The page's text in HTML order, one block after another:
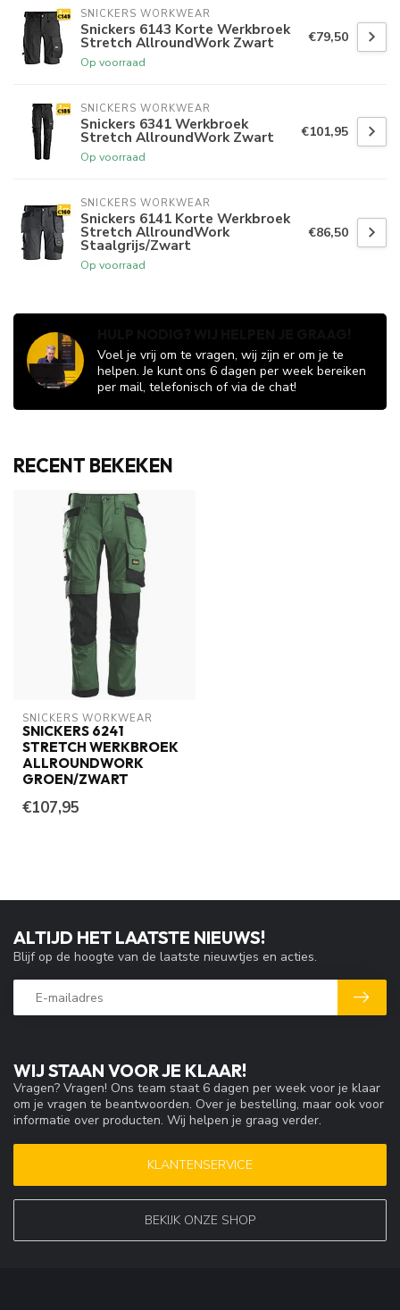
SNICKERS WORKWEAR
Snickers 6143 Korte Werkbroek
Stretch AllroundWork Zwart
Op voorraad
€79,50
SNICKERS WORKWEAR
Snickers 6341 Werkbroek
Stretch AllroundWork Zwart
Op voorraad
€101,95
SNICKERS WORKWEAR
Snickers 6141 Korte Werkbroek
Stretch AllroundWork
Staalgrijs/Zwart
Op voorraad
€86,50
Voel je vrij om te vragen, wij zijn er om je te
helpen. Je kunt ons 6 dagen per week bereiken
per mail, telefonisch of via de chat!
RECENT BEKEKEN
SNICKERS WORKWEAR
SNICKERS 6241
STRETCH WERKBROEK
ALLROUNDWORK
GROEN/ZWART
€107,95
WIJ STAAN VOOR JE KLAAR!
Vragen? Vragen! Ons team staat 6 dagen per week voor je klaar
om je vragen te beantwoorden. Over je bestelling, maar ook voor
informatie over producten. Wij helpen je graag verder.
KLANTENSERVICE
BEKIJK ONZE SHOP
ALTIJD HET LAATSTE NIEUWS!
Blijf op de hoogte van de laatste nieuwtjes en acties.